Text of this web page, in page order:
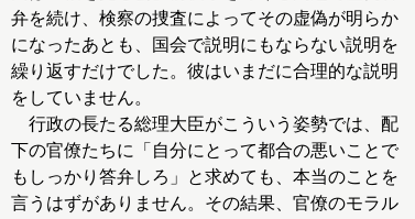
弁を続け、検察の捜査によってその虚偽が明らか
になったあとも、国会で説明にもならない説明を
繰り返すだけでした。彼はいまだに合理的な説明
をしていません。
行政の長たる総理大臣がこういう姿勢では、配
下の官僚たちに「自分にとって都合の悪いことで
もしっかり答弁しろ」と求めても、本当のことを
言うはずがありません。その結果、官僚のモラル